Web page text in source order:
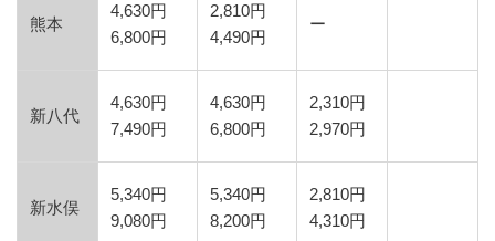
熊本
4,630円
6,800円
2,810円
4,490円
ー
新八代
4,630円
7,490円
4,630円
6,800円
2,310円
2,970円
新水俣
5,340円
9,080円
5,340円
8,200円
2,810円
4,310円